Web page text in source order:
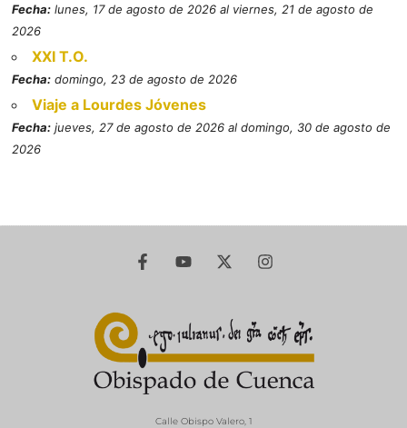
Fecha: lunes, 17 de agosto de 2026 al viernes, 21 de agosto de
2026
XXI T.O.
Fecha: domingo, 23 de agosto de 2026
Viaje a Lourdes Jóvenes
Fecha: jueves, 27 de agosto de 2026 al domingo, 30 de agosto de
2026
Calle Obispo Valero, 1